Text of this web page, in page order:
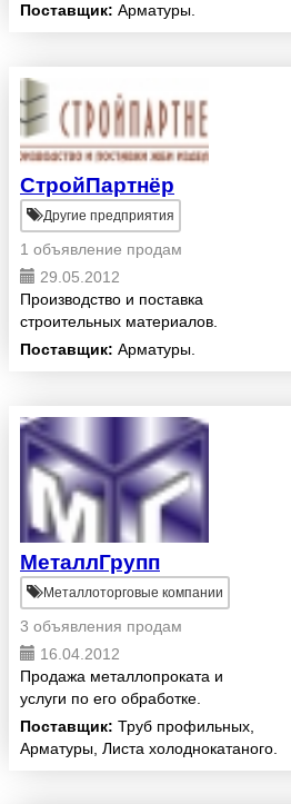
Поставщик: Арматуры.
СтройПартнёр
Другие предприятия
1 объявление продам
29.05.2012
Производство и поставка
строительных материалов.
Поставщик: Арматуры.
МеталлГрупп
Металлоторговые компании
3 объявления продам
16.04.2012
Продажа металлопроката и
услуги по его обработке.
Поставщик: Труб профильных,
Арматуры, Листа холоднокатаного.